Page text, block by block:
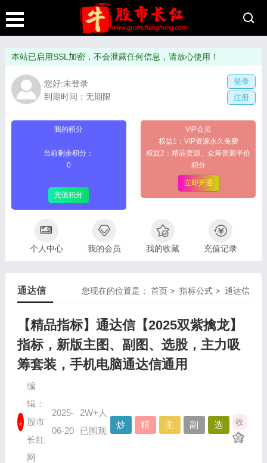
本站已启用SSL加密，不会泄露任何信息，请放心使用！
您好:未登录
到期时间：无期限
登录
注册
我的积分
当前剩余积分：
0
充值积分
VIP会员
权益1：VIP资源永久免费
权益2：精品资源、众筹资源半价
积分
立即开通
个人中心 我的会员 我的收藏 充值记录
您现在的位置是：首页 >指标公式 >通达信
通达信
【精品指标】通达信【2025双紫擒龙】
指标，新版主图、副图、选股，主力吸
筹套装，手机电脑通达信通用
编
辑：
股市
长红
网
2025-
06-20
2W+人
已围观
炒
精
主
副
选
收
藏